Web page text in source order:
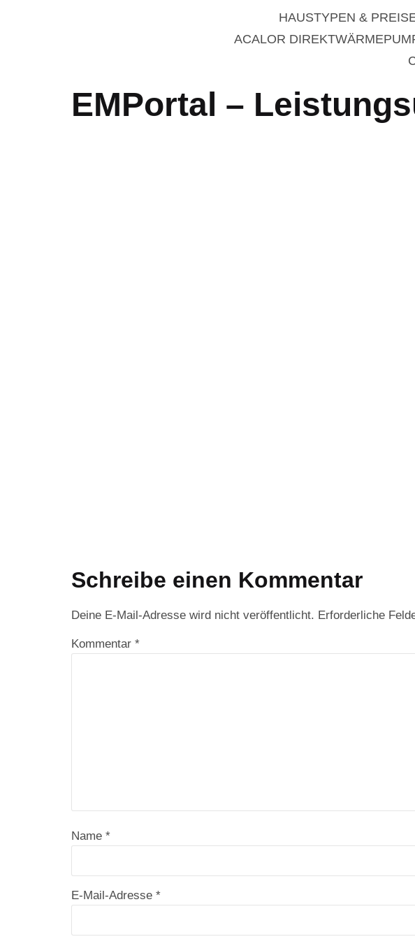
HAUSTYPEN &
ACALOR
EMPortal –
Schreibe einen Kommentar
Deine E-Mail-Adresse wird nicht veröffentlicht. Erforderliche
Kommentar *
Name *
E-Mail-Adresse *